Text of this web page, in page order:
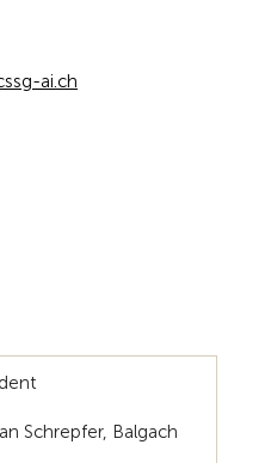
ch
Schrepfer, Balgach